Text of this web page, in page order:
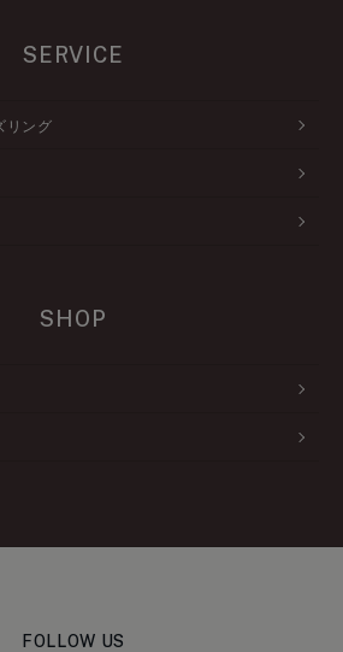
SERVICE
リング
SHOP
FOLLOW US